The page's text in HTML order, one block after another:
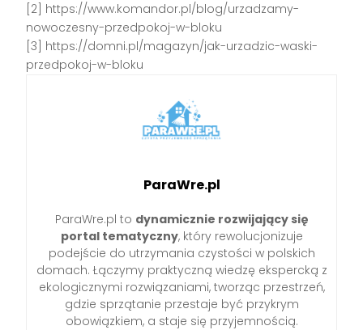
[2] https://www.komandor.pl/blog/urzadzamy-
nowoczesny-przedpokoj-w-bloku
[3] https://domni.pl/magazyn/jak-urzadzic-waski-
przedpokoj-w-bloku
ParaWre.pl
ParaWre.pl to dynamicznie rozwijający się
portal tematyczny, który rewolucjonizuje
podejście do utrzymania czystości w polskich
domach. Łączymy praktyczną wiedzę ekspercką z
ekologicznymi rozwiązaniami, tworząc przestrzeń,
gdzie sprzątanie przestaje być przykrym
obowiązkiem, a staje się przyjemnością.